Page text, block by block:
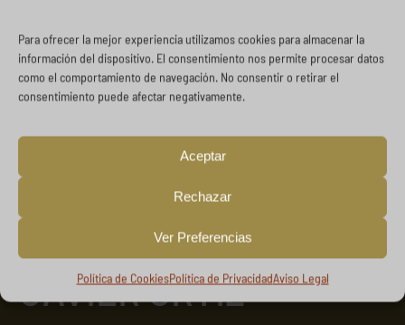
Para ofrecer la mejor experiencia utilizamos cookies para almacenar la
información del dispositivo. El consentimiento nos permite procesar datos
como el comportamiento de navegación. No consentir o retirar el
consentimiento puede afectar negativamente.
Aceptar
Rechazar
Ver Preferencias
Política de CookiesPolítica de PrivacidadAviso Legal
ILIMITADO
120 € 345 €
JAVIER ORTIZ